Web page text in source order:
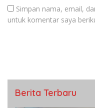
Simpan nama, email,
untuk komentar saya
Berita Terbaru